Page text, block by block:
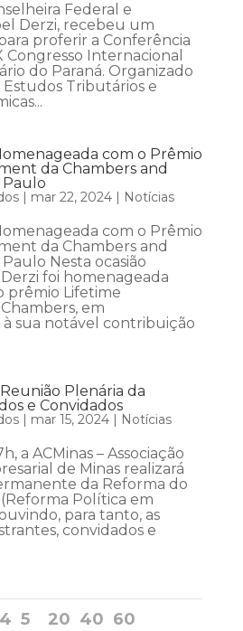
Federal e
Derzi, recebeu um
proferir a Conferência
Internacional
do Paraná. Organizado
Tributários e
com o Prêmio
da Chambers and
Paulo
| mar 22, 2024| Notícias
com o Prêmio
da Chambers and
Nesta ocasião
foi homenageada
prêmio Lifetime
em
sua notável contribuição
Plenária da
e Convidados
| mar 15, 2024| Notícias
a ACMinas – Associação
de Minas realizará
da Reforma do
Política em
para tanto, as
convidados e
4 5 20 40 60